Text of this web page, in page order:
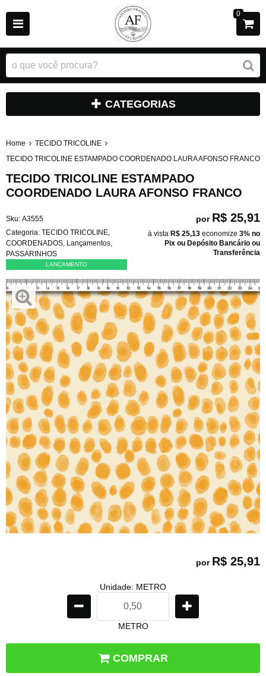
0
CATEGORIAS
Home
TECIDO TRICOLINE
TECIDO TRICOLINE ESTAMPADO COORDENADO LAURA AFONSO FRANCO
TECIDO TRICOLINE ESTAMPADO
COORDENADO LAURA AFONSO FRANCO
Sku: A3555
Categoria: TECIDO TRICOLINE
COORDENADOS Lançamentos
PASSARINHOS
LANÇAMENTO
por R$ 25,91
à vista R$ 25,13 economize 3% no
Pix ou Depósito Bancário ou
Transferência
por R$ 25,91
Unidade: METRO
METRO
COMPRAR